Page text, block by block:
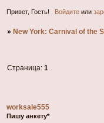
Привет, Гость! Войдитеили
» New York: Carnival of the
Страница:1
worksale555
Пишу анкету*